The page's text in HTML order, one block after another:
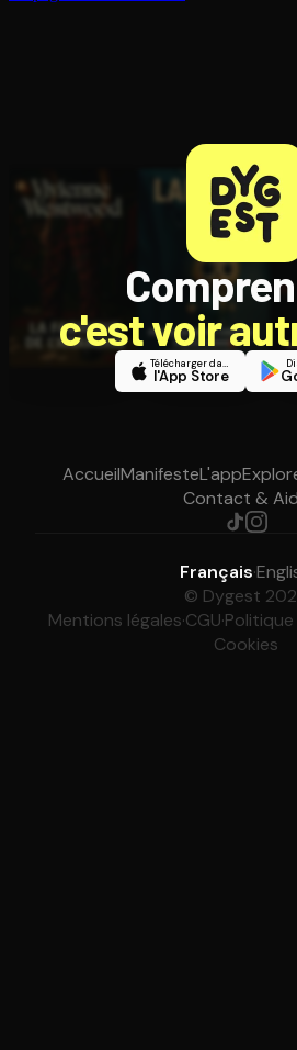
c'est voir
Télécharger dans
l'App Store
AccueilManifesteL'app
Contact &
Français·
© Dygest
Mentions légales·CGU·
Cookies